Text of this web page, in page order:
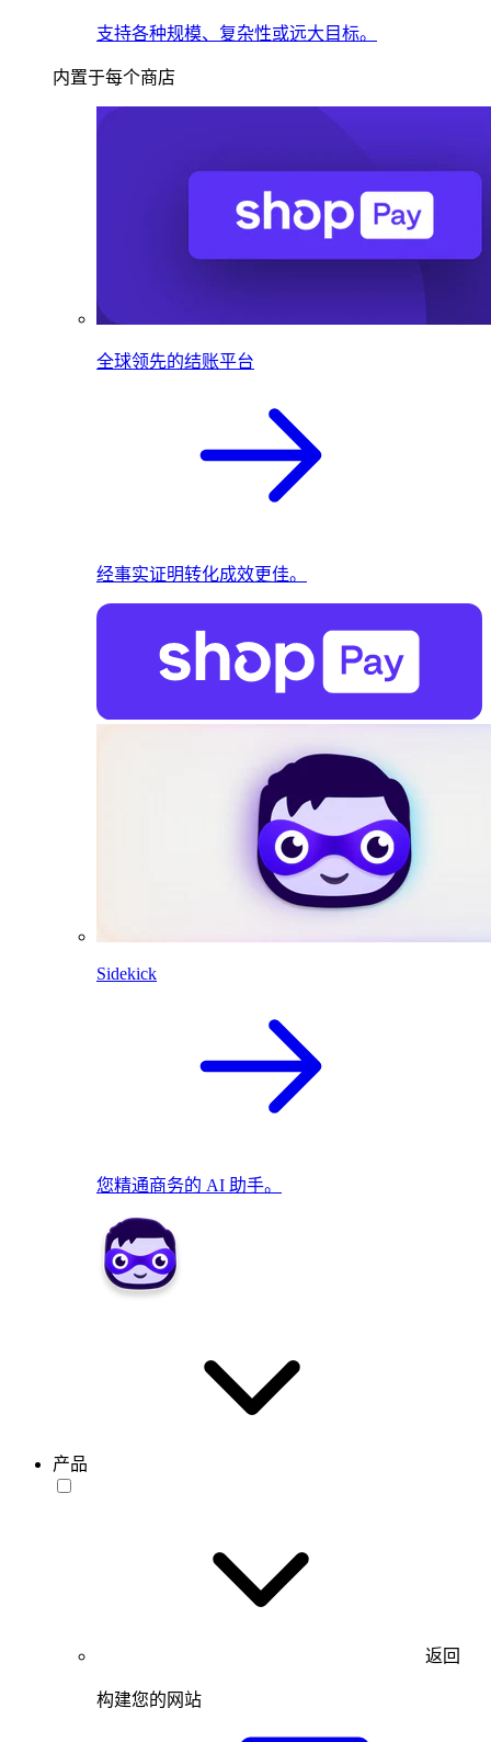
支持各种规模、复杂性或远大目标。
内置于每个商店
全球领先的结账平台
经事实证明转化成效更佳。
Sidekick
您精通商务的 AI 助手。
产品
返回
构建您的网站